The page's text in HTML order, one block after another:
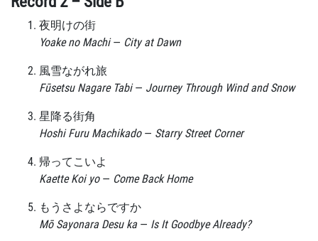
夜明けの街
Yoake no Machi— City at Dawn
風雪ながれ旅
Fūsetsu Nagare Tabi— Journey Through Wind and Snow
星降る街角
Hoshi Furu Machikado— Starry Street Corner
帰ってこいよ
Kaette Koi yo— Come Back Home
もうさよならですか
Mō Sayonara Desu ka— Is It Goodbye Already?